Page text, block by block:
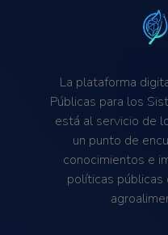
La plataforma
Públicas para los
está al servicio de
un punto de
conocimientos e
políticas